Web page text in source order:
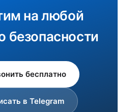
на любой
безопасности
бесплатно
в Telegram